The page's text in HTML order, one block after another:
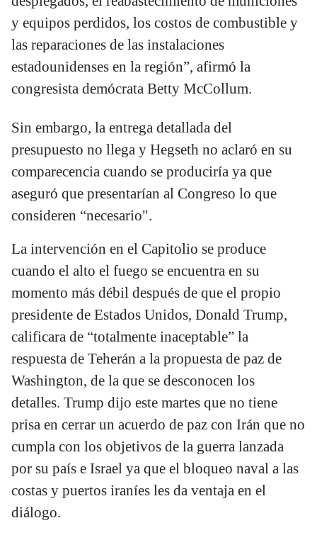
y equipos perdidos, los costos de combustible y
las reparaciones de las instalaciones
estadounidenses en la región”, afirmó la
congresista demócrata Betty McCollum.
Sin embargo, la entrega detallada del
presupuesto no llega y Hegseth no aclaró en su
comparecencia cuando se produciría ya que
aseguró que presentarían al Congreso lo que
consideren “necesario".
La intervención en el Capitolio se produce
cuando el alto el fuego se encuentra en su
momento más débil después de que el propio
presidente de Estados Unidos, Donald Trump,
calificara de “totalmente inaceptable” la
respuesta de Teherán a la propuesta de paz de
Washington, de la que se desconocen los
detalles. Trump dijo este martes que no tiene
prisa en cerrar un acuerdo de paz con Irán que no
cumpla con los objetivos de la guerra lanzada
por su país e Israel ya que el bloqueo naval a las
costas y puertos iraníes les da ventaja en el
diálogo.